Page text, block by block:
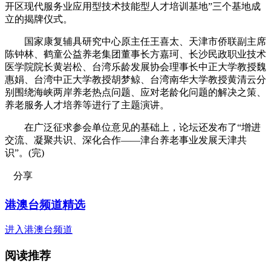
开区现代服务业应用型技术技能型人才培训基地”三个基地成
立的揭牌仪式。
国家康复辅具研究中心原主任王喜太、天津市侨联副主席
陈钟林、鹤童公益养老集团董事长方嘉珂、长沙民政职业技术
医学院院长黄岩松、台湾乐龄发展协会理事长中正大学教授魏
惠娟、台湾中正大学教授胡梦鲸、台湾南华大学教授黄清云分
别围绕海峡两岸养老热点问题、应对老龄化问题的解决之策、
养老服务人才培养等进行了主题演讲。
在广泛征求参会单位意见的基础上，论坛还发布了“增进
交流、凝聚共识、深化合作——津台养老事业发展天津共
识”。(完)
分享
港澳台频道精选
进入港澳台频道
阅读推荐